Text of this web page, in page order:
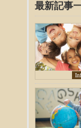
最新記事